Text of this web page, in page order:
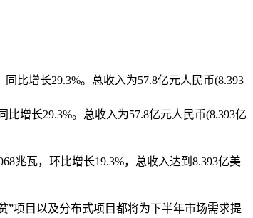
比增长29.3%。总收入为57.8亿元人民币(8.393
增长29.3%。总收入为57.8亿元人民币(8.393亿
兆瓦，环比增长19.3%，总收入达到8.393亿美
项目以及分布式项目都将为下半年市场需求提